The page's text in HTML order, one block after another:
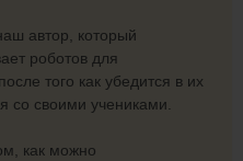
автор, который
роботов для
того как убедится в их
со своими учениками.
как можно